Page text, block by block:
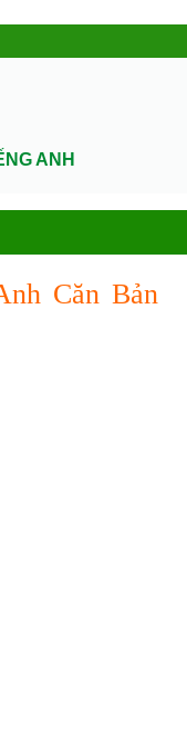
ANH
Căn Bản